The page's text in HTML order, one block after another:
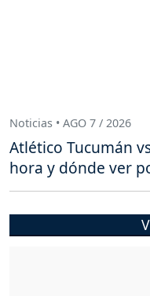
Noticias • AGO 7 / 2026
Atlético Tucumán
hora y dónde ver